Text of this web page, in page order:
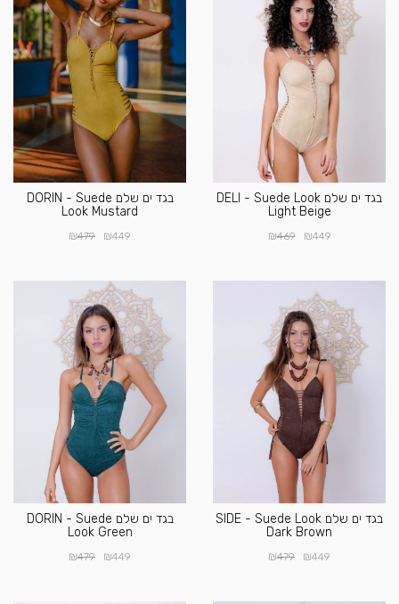
בגד ים שלם DELI - Suede Look
Light Beige
₪449
₪469
בגד ים שלם DORIN - Suede
Look Mustard
₪449
₪479
בגד ים שלם SIDE - Suede Look
Dark Brown
₪449
₪479
בגד ים שלם DORIN - Suede
Look Green
₪449
₪479